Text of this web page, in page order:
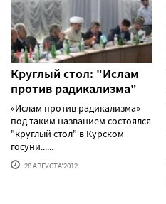
Круглый стол: "Ислам
против радикализма"
«Ислам против радикализма»
под таким названием состоялся
"круглый стол" в Курском
госуни......
28 АВГУСТА'2012